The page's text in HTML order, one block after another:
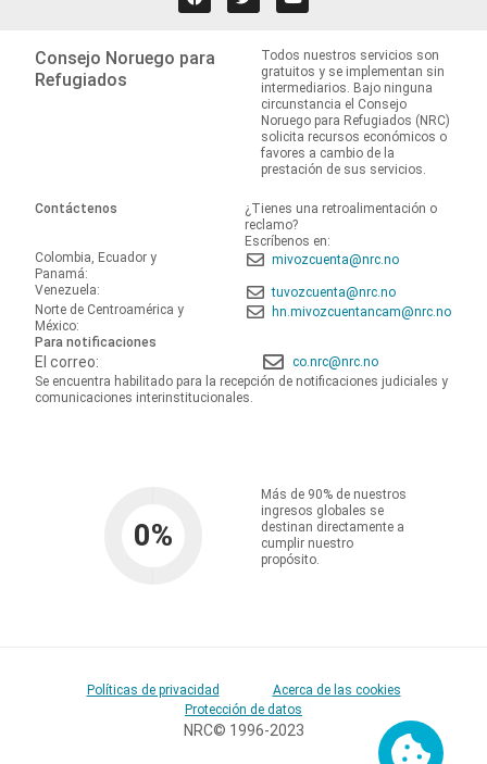
Consejo Noruego para
Refugiados
Todos nuestros servicios son
gratuitos y se implementan sin
intermediarios. Bajo ninguna
circunstancia el Consejo
Noruego para Refugiados (NRC)
solicita recursos económicos o
favores a cambio de la
prestación de sus servicios.
Contáctenos
¿Tienes una retroalimentación o
reclamo?
Escríbenos en:
Colombia, Ecuador y
Panamá:
mivozcuenta@nrc.no
Venezuela:
tuvozcuenta@nrc.no
Norte de Centroamérica y
México:
hn.mivozcuentancam@nrc.no
Para notificaciones
El correo:
co.nrc@nrc.no
Se encuentra habilitado para la recepción de notificaciones judiciales y
comunicaciones interinstitucionales.
0%
Más de 90% de nuestros
ingresos globales se
destinan directamente a
cumplir nuestro
propósito.
Políticas de privacidad
Acerca de las cookies
Protección de datos
NRC© 1996-2023
Cookies